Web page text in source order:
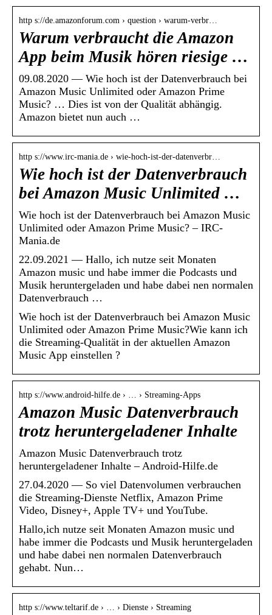
http s://de.amazonforum.com › question › warum-verbr…
Warum verbraucht die Amazon
App beim Musik hören riesige …
09.08.2020 — Wie hoch ist der Datenverbrauch bei
Amazon Music Unlimited oder Amazon Prime
Music? … Dies ist von der Qualität abhängig.
Amazon bietet nun auch …
http s://www.irc-mania.de › wie-hoch-ist-der-datenverbr…
Wie hoch ist der Datenverbrauch
bei Amazon Music Unlimited …
Wie hoch ist der Datenverbrauch bei Amazon Music
Unlimited oder Amazon Prime Music? – IRC-
Mania.de
22.09.2021 — Hallo, ich nutze seit Monaten
Amazon music und habe immer die Podcasts und
Musik heruntergeladen und habe dabei nen normalen
Datenverbrauch …
Wie hoch ist der Datenverbrauch bei Amazon Music
Unlimited oder Amazon Prime Music?Wie kann ich
die Streaming-Qualität in der aktuellen Amazon
Music App einstellen ?
http s://www.android-hilfe.de › … › Streaming-Apps
Amazon Music Datenverbrauch
trotz heruntergeladener Inhalte
Amazon Music Datenverbrauch trotz
heruntergeladener Inhalte – Android-Hilfe.de
27.04.2020 — So viel Datenvolumen verbrauchen
die Streaming-Dienste Netflix, Amazon Prime
Video, Disney+, Apple TV+ und YouTube.
Hallo,ich nutze seit Monaten Amazon music und
habe immer die Podcasts und Musik heruntergeladen
und habe dabei nen normalen Datenverbrauch
gehabt. Nun…
http s://www.teltarif.de › … › Dienste › Streaming